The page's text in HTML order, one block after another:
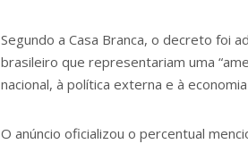
Segundo a Casa Branca, o decreto foi
brasileiro que representariam uma
nacional, à política externa e à economia
O anúncio oficializou o percentual